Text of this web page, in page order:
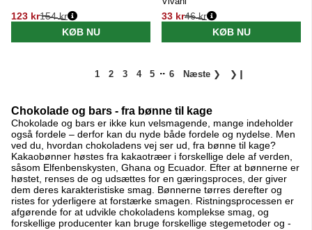
123 kr
Normalpris:
154 kr
KØB NU
33 kr
Normalpris:
46 kr
KØB NU
1 2 3 4 5 .. 6 Næste ❯ ❯❙
Chokolade og bars - fra bønne til kage
Chokolade og bars er ikke kun velsmagende, mange indeholder
også fordele – derfor kan du nyde både fordele og nydelse. Men
ved du, hvordan chokoladens vej ser ud, fra bønne til kage?
Kakaobønner høstes fra kakaotræer i forskellige dele af verden,
såsom Elfenbenskysten, Ghana og Ecuador. Efter at bønnerne er
høstet, renses de og udsættes for en gæringsproces, der giver
dem deres karakteristiske smag. Bønnerne tørres derefter og
ristes for yderligere at forstærke smagen. Ristningsprocessen er
afgørende for at udvikle chokoladens komplekse smag, og
forskellige producenter kan bruge forskellige stegemetoder og -